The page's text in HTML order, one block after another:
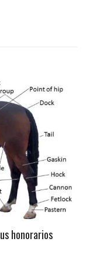
honorarios